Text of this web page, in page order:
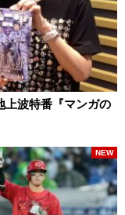
上波特番『マンガの
NEW